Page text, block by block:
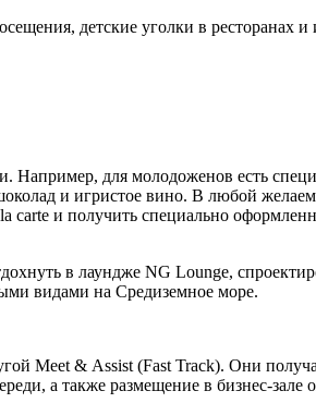
детские уголки в
Например, для молодоженов есть
и игристое вино. В любой
и получить специально
в лаундже NG Lounge,
видами на Средиземное море.
Meet & Assist (Fast Track). Они
а также размещение в бизнес-зале